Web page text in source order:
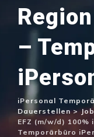
–
iPersonal
Dauerstellen>
EFZ (m/w/d) 100%
Temporärbüro